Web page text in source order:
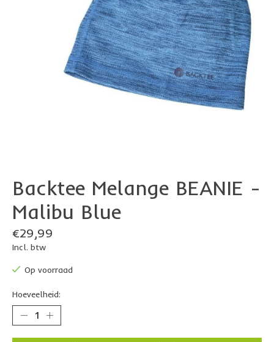
Backtee Melange BEANIE -
Malibu Blue
€29,99
Incl. btw
Op voorraad
Hoeveelheid: